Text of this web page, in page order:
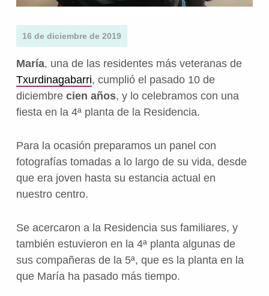
16 de diciembre de 2019
María, una de las residentes más veteranas de
Txurdinagabarri, cumplió el pasado 10 de
diciembre cien años, y lo celebramos con una
fiesta en la 4ª planta de la Residencia.
Para la ocasión preparamos un panel con
fotografías tomadas a lo largo de su vida, desde
que era joven hasta su estancia actual en
nuestro centro.
Se acercaron a la Residencia sus familiares, y
también estuvieron en la 4ª planta algunas de
sus compañeras de la 5ª, que es la planta en la
que María ha pasado más tiempo.